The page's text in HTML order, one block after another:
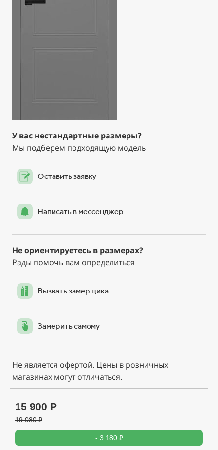
У вас нестандартные размеры?
Мы подберем подходящую модель
Оставить заявку
Написать в мессенджер
Не ориентируетесь в размерах?
Рады помочь вам определиться
Вызвать замерщика
Замерить самому
Не является офертой. Цены в розничных
магазинах могут отличаться.
15 900 Р
19 080₽
- 3 180 ₽